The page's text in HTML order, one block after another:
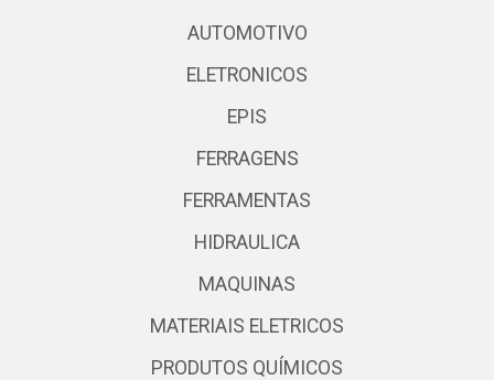
AUTOMOTIVO
ELETRONICOS
EPIS
FERRAGENS
FERRAMENTAS
HIDRAULICA
MAQUINAS
MATERIAIS ELETRICOS
PRODUTOS QUÍMICOS